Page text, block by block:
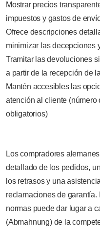
Mostrar precios
impuestos y gastos de
Ofrece descripciones
minimizar las decepciones
Tramitar las devoluciones
a partir de la recepción de
Mantén accesibles las
atención al cliente (número
obligatorios)
Los compradores
detallado de los pedidos,
los retrasos y una
reclamaciones de
normas puede dar lugar a
(Abmahnung) de la